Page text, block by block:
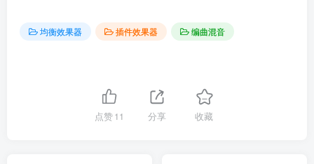
均衡效果器 插件效果器 编曲混音
点赞11 分享 收藏